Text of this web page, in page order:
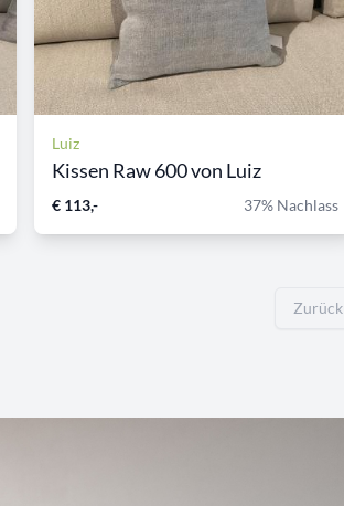
Luiz
Kissen Raw 600 von Luiz
€ 113,- 37% Nachlass
Zurück